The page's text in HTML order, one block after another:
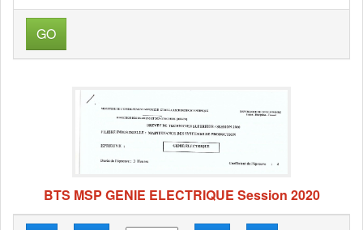
GO
BTS MSP GENIE ELECTRIQUE Session 2020